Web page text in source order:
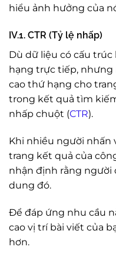
hiểu ảnh hưởng của
IV.1. CTR (Tỷ lệ nhấp)
Dù dữ liệu có cấu
hạng trực tiếp, nhưng
cao thứ hạng cho
trong kết quả tìm
nhấp chuột (CTR).
Khi nhiều người nhấn
trang kết quả của
nhận định rằng
dung đó.
Để đáp ứng nhu cầu
cao vị trí bài viết của
hơn.